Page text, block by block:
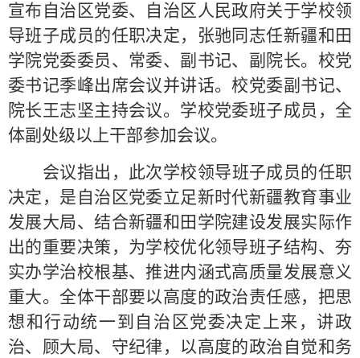
宣布自治区党委、自治区人民政府关于学校领
导班子成员的任职决定，张驰同志任新疆和田
学院党委委员、常委、副书记、副院长。校党
委书记季峰出席会议并讲话。校党委副书记、
院长王志坚主持会议。学校党委班子成员，全
体副处级以上干部参加会议。
会议指出， 此次学校领导班子成员的任职
决定， 是自治区党委立足新时代新疆教育事业
发展大局、结合新疆和田学院建设发展实际作
出的重要决策，为学校优化领导班子结构、夯
实办学治校根基、推进内涵式高质量发展意义
重大。全体干部要以高度的政治责任感，把思
想和行动统一到自治区党委决定上来，讲政
治、顾大局、守纪律，以高度的政治自觉和务